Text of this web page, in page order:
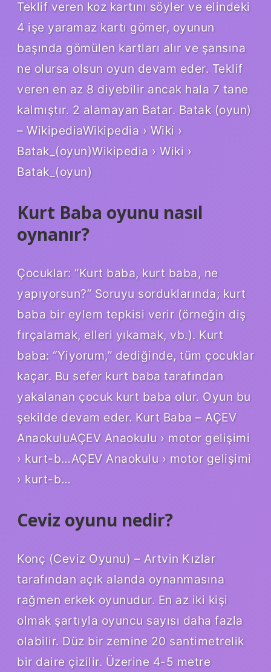
Teklif veren koz kartını söyler ve elindeki
4 işe yaramaz kartı gömer, oyunun
başında gömülen kartları alır ve şansına
ne olursa olsun oyun devam eder. Teklif
veren en az 8 diyebilir ancak hala 7 tane
kalmıştır. 2 alamayan Batar. Batak (oyun)
– WikipediaWikipedia › Wiki ›
Batak_(oyun)Wikipedia › Wiki ›
Batak_(oyun)
Kurt Baba oyunu nasıl
oynanır?
Çocuklar: “Kurt baba, kurt baba, ne
yapıyorsun?” Soruyu sorduklarında; kurt
baba bir eylem tepkisi verir (örneğin diş
fırçalamak, elleri yıkamak, vb.). Kurt
baba: “Yiyorum,” dediğinde, tüm çocuklar
kaçar. Bu sefer kurt baba tarafından
yakalanan çocuk kurt baba olur. Oyun bu
şekilde devam eder. Kurt Baba – AÇEV
AnaokuluAÇEV Anaokulu › motor gelişimi
› kurt-b…AÇEV Anaokulu › motor gelişimi
› kurt-b…
Ceviz oyunu nedir?
Konç (Ceviz Oyunu) – Artvin Kızlar
tarafından açık alanda oynanmasına
rağmen erkek oyunudur. En az iki kişi
olmak şartıyla oyuncu sayısı daha fazla
olabilir. Düz bir zemine 20 santimetrelik
bir daire çizilir. Üzerine 4-5 metre